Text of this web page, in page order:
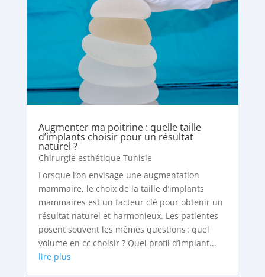
Augmenter ma poitrine : quelle taille
d’implants choisir pour un résultat
naturel ?
Chirurgie esthétique Tunisie
Lorsque l’on envisage une augmentation
mammaire, le choix de la taille d’implants
mammaires est un facteur clé pour obtenir un
résultat naturel et harmonieux. Les patientes
posent souvent les mêmes questions : quel
volume en cc choisir ? Quel profil d’implant...
lire plus